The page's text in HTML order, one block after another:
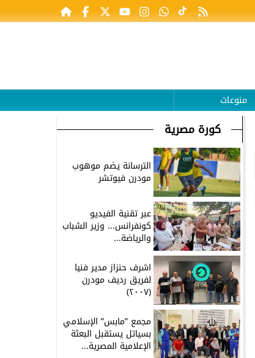
منوعات
كورة مصرية
الترسانة يضم موهوب
مودرن فيوتشر
عبر تقنية الفيديو
كونفرانس... وزير الشباب
والرياضة...
اشرف حنزاز مدير فنيا
لفريق رديف مودرن
(٢٠٠٧)
مجمع ”مابس” الإسلامي
بسياتل يستقبل البعثة
الإعلامية المصرية...